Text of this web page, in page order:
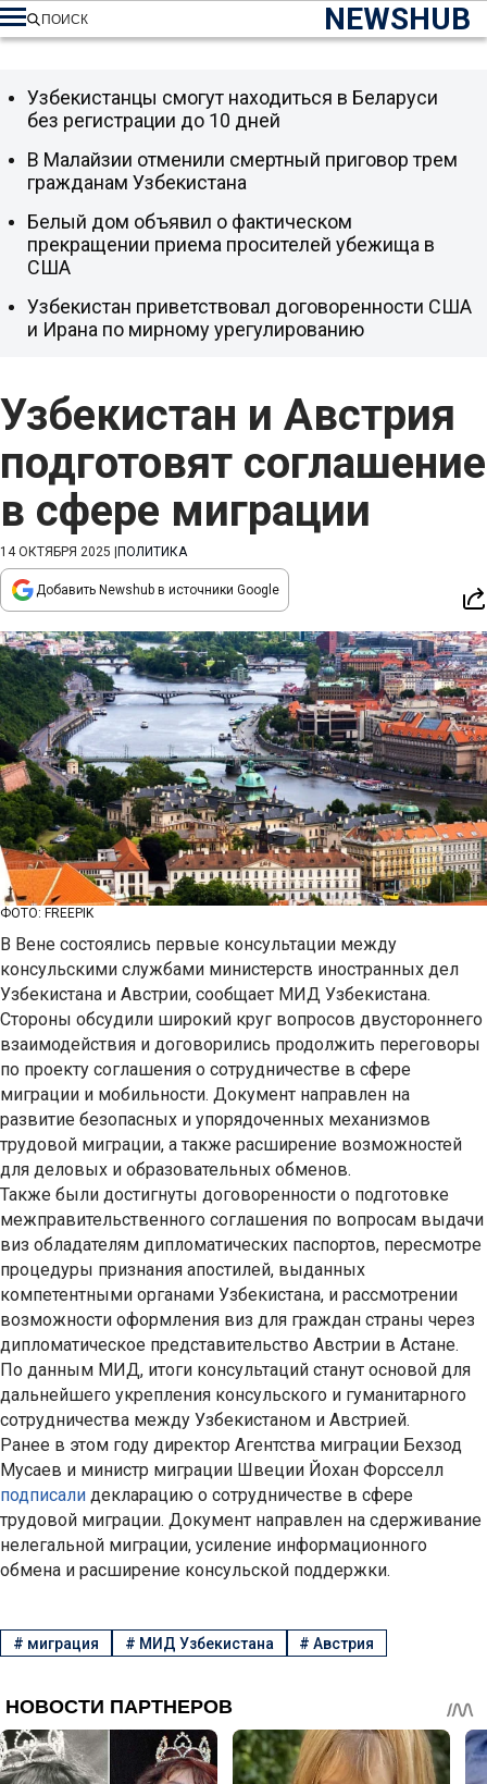
NEWSHUB
ПОИСК
Узбекистан и Австрия
подготовят соглашение
в сфере миграции
14 ОКТЯБРЯ 2025 ПОЛИТИКА
Добавить Newshub в источники Google
ФОТО: FREEPIK
В Вене состоялись первые консультации между
консульскими службами министерств иностранных дел
Узбекистана и Австрии, сообщает МИД Узбекистана.
Стороны обсудили широкий круг вопросов двустороннего
взаимодействия и договорились продолжить переговоры
по проекту соглашения о сотрудничестве в сфере
миграции и мобильности. Документ направлен на
развитие безопасных и упорядоченных механизмов
трудовой миграции, а также расширение возможностей
для деловых и образовательных обменов.
Также были достигнуты договоренности о подготовке
межправительственного соглашения по вопросам выдачи
виз обладателям дипломатических паспортов, пересмотре
процедуры признания апостилей, выданных
компетентными органами Узбекистана, и рассмотрении
возможности оформления виз для граждан страны через
дипломатическое представительство Австрии в Астане.
По данным МИД, итоги консультаций станут основой для
дальнейшего укрепления консульского и гуманитарного
сотрудничества между Узбекистаном и Австрией.
Ранее в этом году директор Агентства миграции Бехзод
Мусаев и министр миграции Швеции Йохан Форсселл
подписали декларацию о сотрудничестве в сфере
трудовой миграции. Документ направлен на сдерживание
нелегальной миграции, усиление информационного
обмена и расширение консульской поддержки.
Узбекистанцы смогут находиться в Беларуси
без регистрации до 10 дней
В Малайзии отменили смертный приговор трем
гражданам Узбекистана
Белый дом объявил о фактическом
прекращении приема просителей убежища в
США
Узбекистан приветствовал договоренности США
и Ирана по мирному урегулированию
# миграция # МИД Узбекистана #Австрия